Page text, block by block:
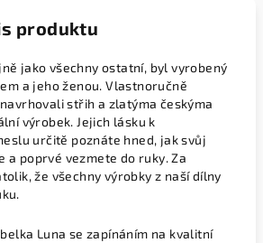
produktu
jako všechny ostatní, byl vyrobený
a jeho ženou. Vlastnoručně
střih a zlatýma českýma
výrobek. Jejich lásku k
určitě poznáte hned, jak svůj
a poprvé vezmete do ruky. Za
že všechny výrobky z naší dílny
Luna se zapínáním na kvalitní